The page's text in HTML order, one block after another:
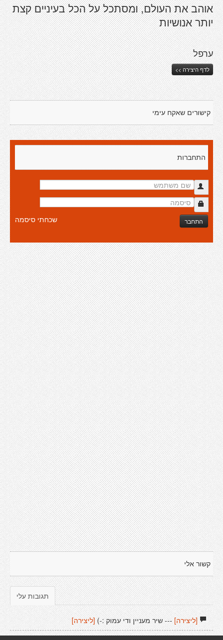
אוהב את העולם, ומסתכל על הכל בעיניים קצת
יותר אנושיות
ערפל
לדף היצירה >>
קישורים שאקח עימי
התחברות
התחבר שכחתי סיסמה
קשור אלי
תגובות עלי
[ליצירה]--- שיר מעניין ודי עמוק :-) [ליצירה]